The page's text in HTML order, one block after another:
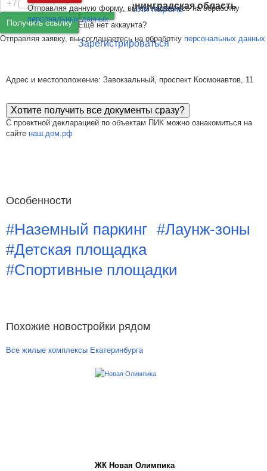
Санкт-Петербург иЛенинградская область
Войти Забыли пароль
Ещё нет аккаунта?
Зарегистрироваться
Адрес и местоположение: Завокзальный, проспект Космонавтов, 11
Хотите получить все документы сразу?
С проектной декларацией по объектам ПИК можно ознакомиться на
сайте наш.дом.рф
Особенности
#Наземный паркинг #Лаунж-зоны
#Детская площадка
#Спортивные площадки
Похожие новостройки рядом
Все жилые комплексы Екатеринбурга
ЖК Новая Олимпика
Получить ссылку
Отправляя заявку, вы соглашаетесь на обработку персональных данных
Отправляя данную форму, вы соглашаетесь на обработку
персональных данных